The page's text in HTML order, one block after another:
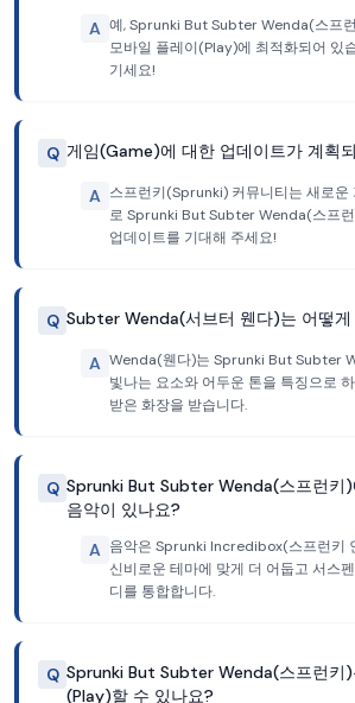
A 예, Sprunki But Subter Wenda(스프
모바일 플레이(Play)에 최적화되어 있
기세요!
Q 게임(Game)에 대한 업데이트가 계획
A 스프런키(Sprunki) 커뮤니티는 새로운
로 Sprunki But Subter Wenda(스프
업데이트를 기대해 주세요!
Q Subter Wenda(서브터 웬다)는 어떻게
A Wenda(웬다)는 Sprunki But Subter
빛나는 요소와 어두운 톤을 특징으로
받은 화장을 받습니다.
Q Sprunki But Subter Wenda(스프런키)
음악이 있나요?
A 음악은 Sprunki Incredibox(스프런키
신비로운 테마에 맞게 더 어둡고 서스
디를 통합합니다.
Q Sprunki But Subter Wenda(스프런키)
(Play)할 수 있나요?